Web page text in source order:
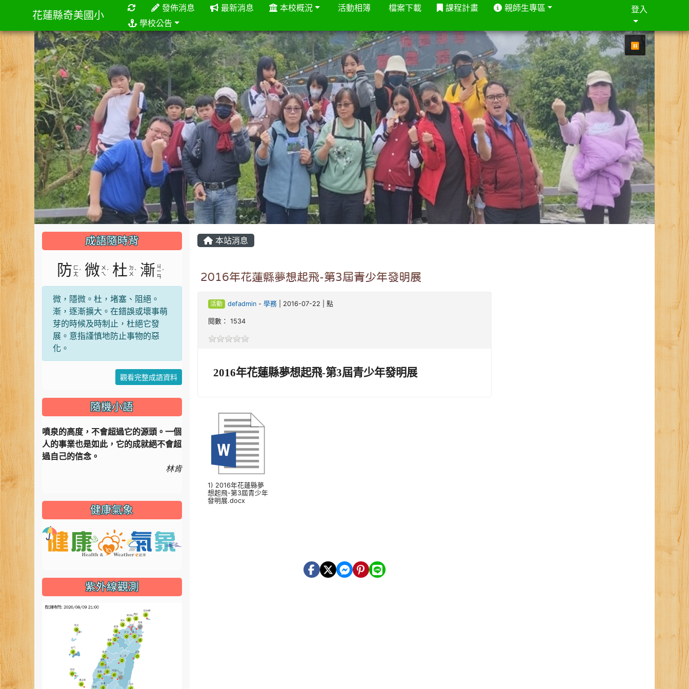
⏸
本站消息
2016年花蓮縣夢想起飛-第3屆青少年發明展
活動 defadmin -學務 | 2016-07-22 | 點
閱數： 1534
2016年花蓮縣夢想起飛-第3屆青少年發明展
1) 2016年花蓮縣夢
想起飛-第3屆青少年
發明展.docx
成語隨時背
防 ㄈ
ㄤˊ 微 ㄨ
ㄟ ˊ 杜 ㄉ
ㄨ ˋ 漸 ㄐ
ㄧ
ㄢ
ˋ
微，隱微。杜，堵塞、阻絕。
漸，逐漸擴大。在錯誤或壞事萌
芽的時候及時制止，杜絕它發
展。意指謹慎地防止事物的惡
化。
觀看完整成語資料
隨機小語
噴泉的高度，不會超過它的源頭。一個
人的事業也是如此，它的成就絕不會超
過自己的信念。
林肯
健康氣象
紫外線觀測
花蓮縣奇美國小
重新取得佈景設定
發佈消息 最新消息 本校概況 活動相簿 檔案下載 課程計畫
親師生專區
學校公告
登入